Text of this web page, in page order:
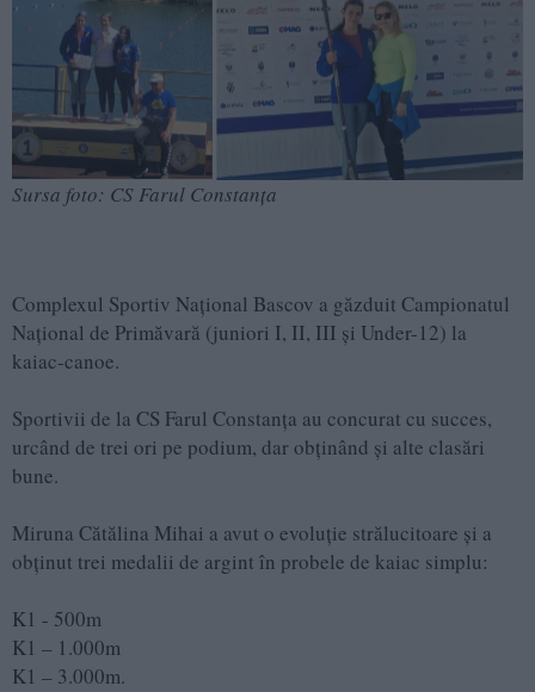
Sursa foto: CS Farul Constanța
Complexul Sportiv Național Bascov a găzduit Campionatul
Național de Primăvară (juniori I, II, III și Under-12) la
kaiac-canoe.
Sportivii de la CS Farul Constanța au concurat cu succes,
urcând de trei ori pe podium, dar obținând și alte clasări
bune.
Miruna Cătălina Mihai a avut o evoluție strălucitoare și a
obținut trei medalii de argint în probele de kaiac simplu:
K1 - 500m
K1 – 1.000m
K1 – 3.000m.